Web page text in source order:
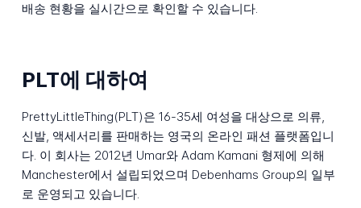
배송 현황을 실시간으로 확인할 수 있습니다.
PLT에 대하여
PrettyLittleThing(PLT)은 16-35세 여성을 대상으로 의류,
신발, 액세서리를 판매하는 영국의 온라인 패션 플랫폼입니
다. 이 회사는 2012년 Umar와 Adam Kamani 형제에 의해
Manchester에서 설립되었으며 Debenhams Group의 일부
로 운영되고 있습니다.